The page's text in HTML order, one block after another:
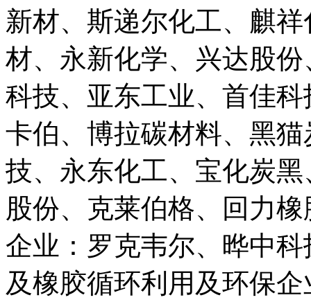
新材、斯递尔化工、麒
材、永新化学、兴达股
科技、亚东工业、首佳
卡伯、博拉碳材料、黑
技、永东化工、宝化炭
股份、克莱伯格、回力
企业：罗克韦尔、晔中
及橡胶循环利用及环保